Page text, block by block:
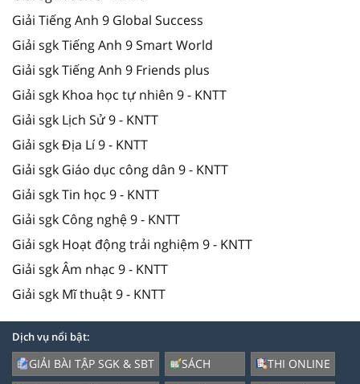
Giải Tiếng Anh 9 Global Success
Giải sgk Tiếng Anh 9 Smart World
Giải sgk Tiếng Anh 9 Friends plus
Giải sgk Khoa học tự nhiên 9 - KNTT
Giải sgk Lịch Sử 9 - KNTT
Giải sgk Địa Lí 9 - KNTT
Giải sgk Giáo dục công dân 9 - KNTT
Giải sgk Tin học 9 - KNTT
Giải sgk Công nghệ 9 - KNTT
Giải sgk Hoạt động trải nghiệm 9 - KNTT
Giải sgk Âm nhạc 9 - KNTT
Giải sgk Mĩ thuật 9 - KNTT
Dịch vụ nổi bật:
GIẢI BÀI TẬP SGK & SBT
SÁCH
THI ONLINE